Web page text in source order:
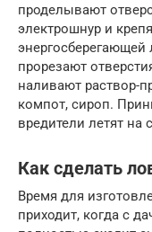
проделывают
электрошнур и
энергосберегающей
прорезают
наливают раствор-
компот, сироп.
вредители летят на
Как сделать
Время для
приходит, когда с